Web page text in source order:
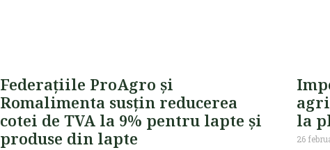
Federațiile ProAgro și
Romalimenta susțin reducerea
cotei de TVA la 9% pentru lapte și
produse din lapte
la
26